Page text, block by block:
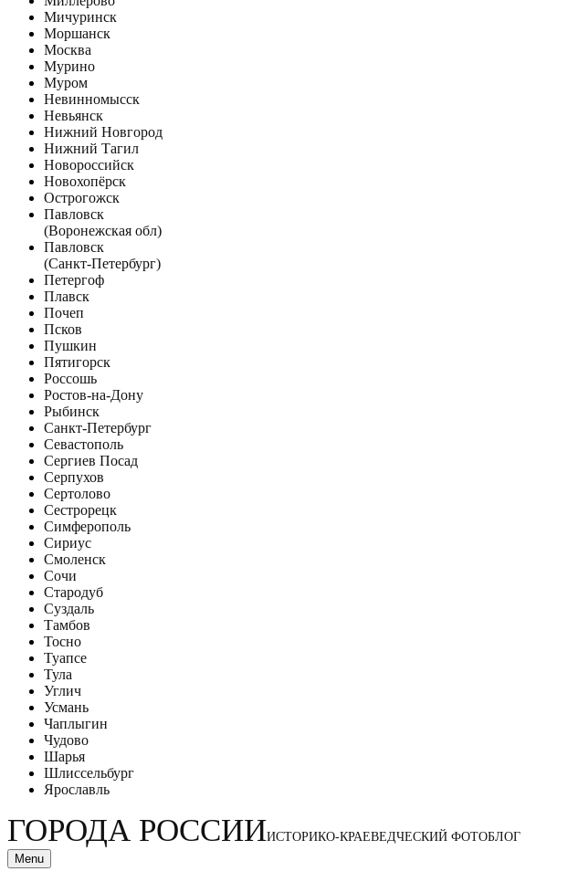
Мичуринск
Моршанск
Москва
Мурино
Муром
Невинномысск
Невьянск
Нижний Новгород
Нижний Тагил
Новороссийск
Новохопёрск
Острогожск
Павловск
(Воронежская обл)
Павловск
(Санкт-Петербург)
Петергоф
Плавск
Почеп
Псков
Пушкин
Пятигорск
Россошь
Ростов-на-Дону
Рыбинск
Санкт-Петербург
Севастополь
Сергиев Посад
Серпухов
Сертолово
Сестрорецк
Симферополь
Сириус
Смоленск
Сочи
Стародуб
Суздаль
Тамбов
Тосно
Туапсе
Тула
Углич
Усмань
Чаплыгин
Чудово
Шарья
Шлиссельбург
Ярославль
ГОРОДА РОССИИИСТОРИКО-КРАЕВЕДЧЕСКИЙ ФОТОБЛОГ
Menu